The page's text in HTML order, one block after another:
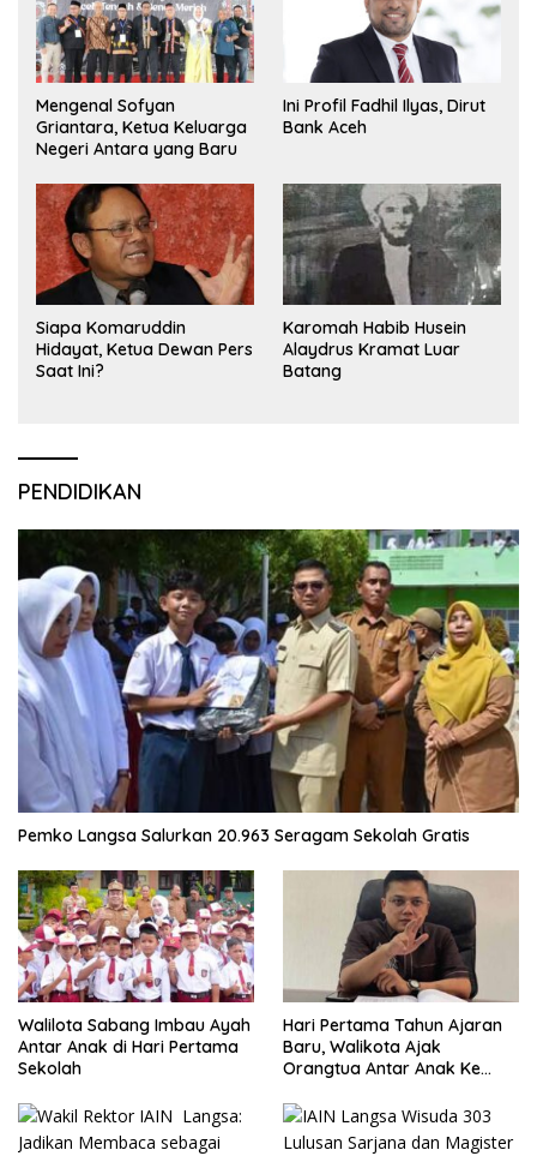
Mengenal Sofyan
Griantara, Ketua Keluarga
Negeri Antara yang Baru
Ini Profil Fadhil Ilyas, Dirut
Bank Aceh
Siapa Komaruddin
Hidayat, Ketua Dewan Pers
Saat Ini?
Karomah Habib Husein
Alaydrus Kramat Luar
Batang
PENDIDIKAN
Pemko Langsa Salurkan 20.963 Seragam Sekolah Gratis
Walilota Sabang Imbau Ayah
Antar Anak di Hari Pertama
Sekolah
Hari Pertama Tahun Ajaran
Baru, Walikota Ajak
Orangtua Antar Anak Ke